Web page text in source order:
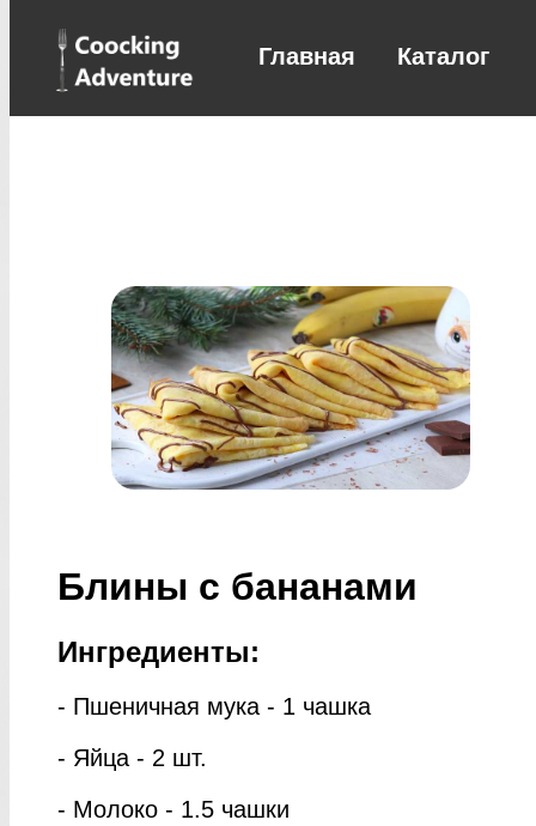
Главная Каталог
Блины с бананами
Ингредиенты:
- Пшеничная мука - 1 чашка
- Яйца - 2 шт.
- Молоко - 1.5 чашки